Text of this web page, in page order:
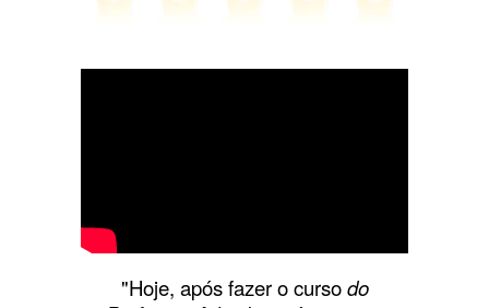
"Hoje, após fazer o cursodo